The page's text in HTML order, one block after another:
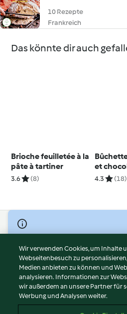
10 Rezepte
Frankreich
Das könnte dir auch
Brioche feuilletée à la
pâte à tartiner
3.6 (8)
et
4.3 (18)
© Copyright 2026
Nutzungsbedingungen
Datenschutzrichtlinien
Disclaimer
Impressum
Cookies
Wir verwenden Cookies, um Inhalte
Webseitenbesuch zu
Medien anbieten zu können und
analysieren. Informationen zur
wir außerdem an unsere Partner für
Werbung und Analysen weiter.